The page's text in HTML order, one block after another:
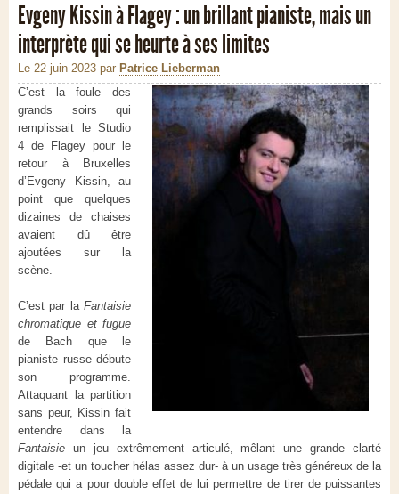
Evgeny Kissin à Flagey : un brillant pianiste, mais un
interprète qui se heurte à ses limites
Le 22 juin 2023 par Patrice Lieberman
C’est la foule des
grands soirs qui
remplissait le Studio
4 de Flagey pour le
retour à Bruxelles
d’Evgeny Kissin, au
point que quelques
dizaines de chaises
avaient dû être
ajoutées sur la
scène.
C’est par la Fantaisie
chromatique et fugue
de Bach que le
pianiste russe débute
son programme.
Attaquant la partition
sans peur, Kissin fait
entendre dans la
Fantaisie un jeu extrêmement articulé, mêlant une grande clarté
digitale -et un toucher hélas assez dur- à un usage très généreux de la
pédale qui a pour double effet de lui permettre de tirer de puissantes